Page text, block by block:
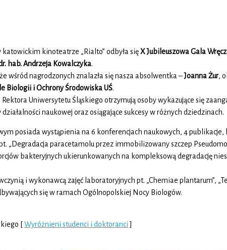
katowickim kinoteatrze „Rialto” odbyła się X Jubileuszowa Gala
hab. Andrzeja Kowalczyka.
wśród nagrodzonych znalazła się nasza absolwentka –Joanna Żur,
Biologii i Ochrony Środowiska UŚ.
Uniwersytetu Śląskiego otrzymują osoby wykazujące się
działalności naukowej oraz osiągające sukcesy w różnych dziedzinach.
posiada wystąpienia na 6 konferencjach naukowych, 4 publikacje,
„Degradacja paracetamolu przez immobilizowany szczep
bakteryjnych ukierunkowanych na kompleksową degradację
i wykonawcą zajęć laboratoryjnych pt. „Chemiae plantarum”,
się w ramach Ogólnopolskiej Nocy Biologów.
[Wyróżnieni studenci i doktoranci ]